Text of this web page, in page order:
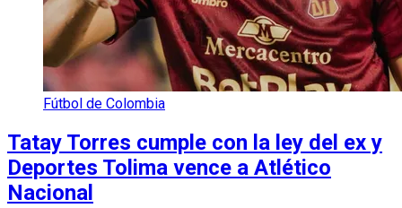
Fútbol de Colombia
Tatay Torres cumple con la ley del ex y
Deportes Tolima vence a Atlético
Nacional